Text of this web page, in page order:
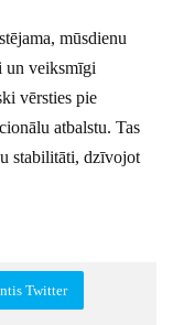
mūsdienu
un veiksmīgi
vērsties pie
atbalstu. Tas
stabilitāti, dzīvojot
Twitter